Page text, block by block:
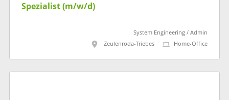
Spezialist (m/w/d)
System Engineering / Admin
Zeulenroda-Triebes
Home-Office